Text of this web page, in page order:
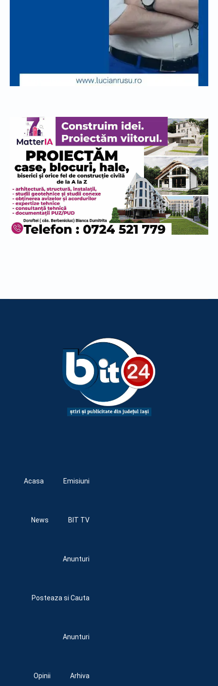
Acasa Emisiuni
News BIT TV
Anunturi
Posteaza si Cauta
Anunturi
Opinii Arhiva